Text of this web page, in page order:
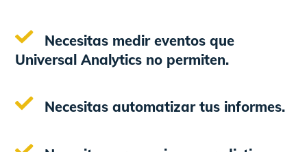
Necesitas medir eventos que
Universal Analytics no permiten.
Necesitas automatizar tus informes.